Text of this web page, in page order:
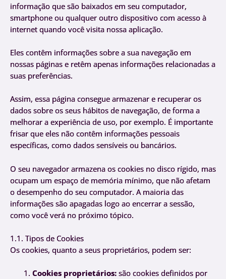
informação que são baixados em seu computador,
smartphone ou qualquer outro dispositivo com acesso à
internet quando você visita nossa aplicação.
Eles contêm informações sobre a sua navegação em
nossas páginas e retêm apenas informações relacionadas a
suas preferências.
Assim, essa página consegue armazenar e recuperar os
dados sobre os seus hábitos de navegação, de forma a
melhorar a experiência de uso, por exemplo. É importante
frisar que eles não contêm informações pessoais
específicas, como dados sensíveis ou bancários.
O seu navegador armazena os cookies no disco rígido, mas
ocupam um espaço de memória mínimo, que não afetam
o desempenho do seu computador. A maioria das
informações são apagadas logo ao encerrar a sessão,
como você verá no próximo tópico.
1.1. Tipos de Cookies
Os cookies, quanto a seus proprietários, podem ser:
Cookies proprietários: são cookies definidos por